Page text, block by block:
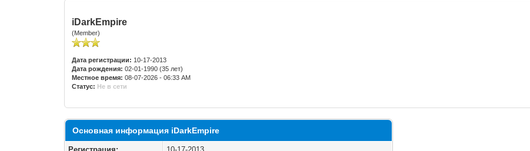
iDarkEmpire
(Member)
Дата регистрации: 10-17-2013
Дата рождения: 02-01-1990 (35 лет)
Местное время: 08-07-2026 - 06:33 AM
Статус: Не в сети
Основная информация iDarkEmpire